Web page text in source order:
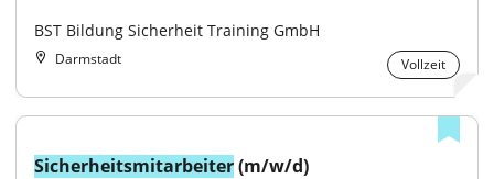
BST Bildung Sicherheit Training GmbH
Darmstadt Vollzeit
Sicherheitsmitarbeiter (m/w/d)